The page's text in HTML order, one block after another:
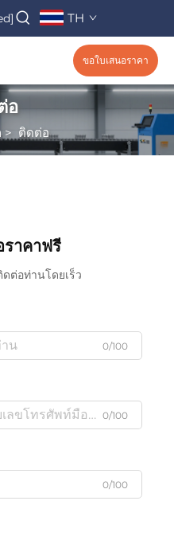
TH
ขอใบเสนอราคา
อ
> ติดต่อ
ราคาฟรี
ต่อท่านโดยเร็ว
0/100
0/100
0/100